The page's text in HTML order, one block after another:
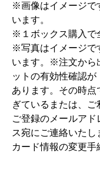
※画像はイメージで
います。
※１ボックス購入で
※写真はイメージで
います。 ※注文から
ットの有効性確認が
あります。その時点
ぎているまたは、ご
ご登録のメールアド
ス宛にご連絡いたし
カード情報の変更手